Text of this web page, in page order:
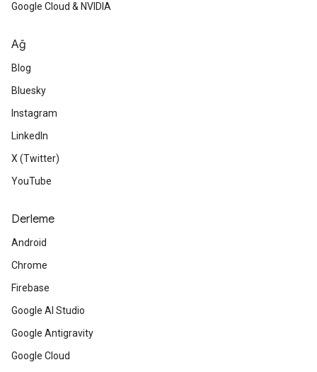
Google Cloud & NVIDIA
Ağ
Blog
Bluesky
Instagram
LinkedIn
X (Twitter)
YouTube
Derleme
Android
Chrome
Firebase
Google AI Studio
Google Antigravity
Google Cloud